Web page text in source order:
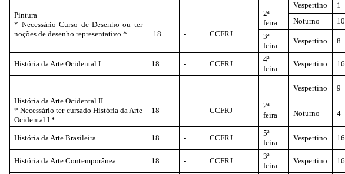
Pintura
* Necessário Curso de Desenho ou ter
noções de desenho representativo *
18 - CCFRJ
2ª
feira
Vespertino
1
Noturno
10
3ª
feira
Vespertino 8
História da Arte Ocidental I 18 - CCFRJ
4ª
feira
Vespertino 16
História da Arte Ocidental II
* Necessário ter cursado História da Arte
Ocidental I *
18 - CCFRJ
2ª
feira
Vespertino 9
Noturno 4
História da Arte Brasileira 18 - CCFRJ
5ª
feira
Vespertino 16
História da Arte Contemporânea 18 - CCFRJ
3ª
feira
Vespertino 16